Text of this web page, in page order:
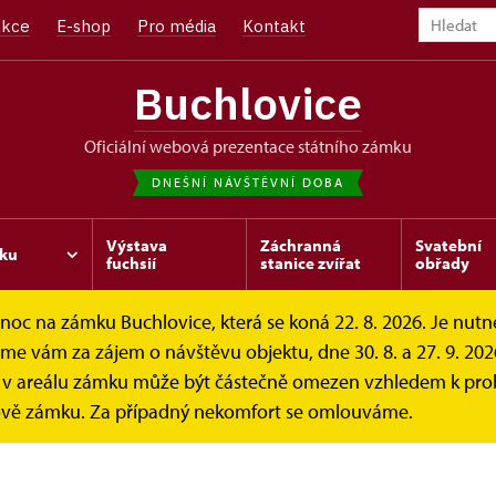
E-shop Pro média Kontakt
Buchlovice
oficiální webová prezentace státního zámku
DNEŠNÍ NÁVŠTĚVNÍ DOBA
Výstava
fuchsií
Záchranná
stanice zvířat
Svatební
obřady
na zámku Buchlovice, která se koná 22. 8. 2026. Je
vám za zájem o návštěvu objektu, dne 30. 8. a 27. 9.
areálu zámku může být částečně omezen vzhledem k
zámku. Za případný nekomfort se omlouváme.
Pro média